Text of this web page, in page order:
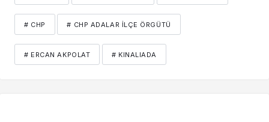
# CHP # CHP ADALAR İLÇE ÖRGÜTÜ
# ERCAN AKPOLAT # KINALIADA